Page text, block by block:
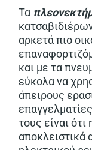
Τα
αρκετά πιο
και με τα
εύκολα να
άπειρους
τους είναι
αποκλειστικά